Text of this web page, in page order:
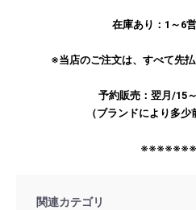
在庫あり：1～6
※当店のご注文は、すべて先払
予約販売：翌月/15
（ブランドにより多少
関連カテゴリ